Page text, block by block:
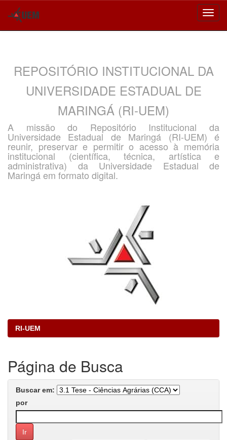
REPOSITÓRIO INSTITUCIONAL DA
UNIVERSIDADE ESTADUAL DE
MARINGÁ (RI-UEM)
A missão do Repositório Institucional da
Universidade Estadual de Maringá (RI-UEM) é
reunir, preservar e permitir o acesso à memória
institucional (científica, técnica, artística e
administrativa) da Universidade Estadual de
Maringá em formato digital.
RI-UEM
Página de Busca
Buscar em:
por